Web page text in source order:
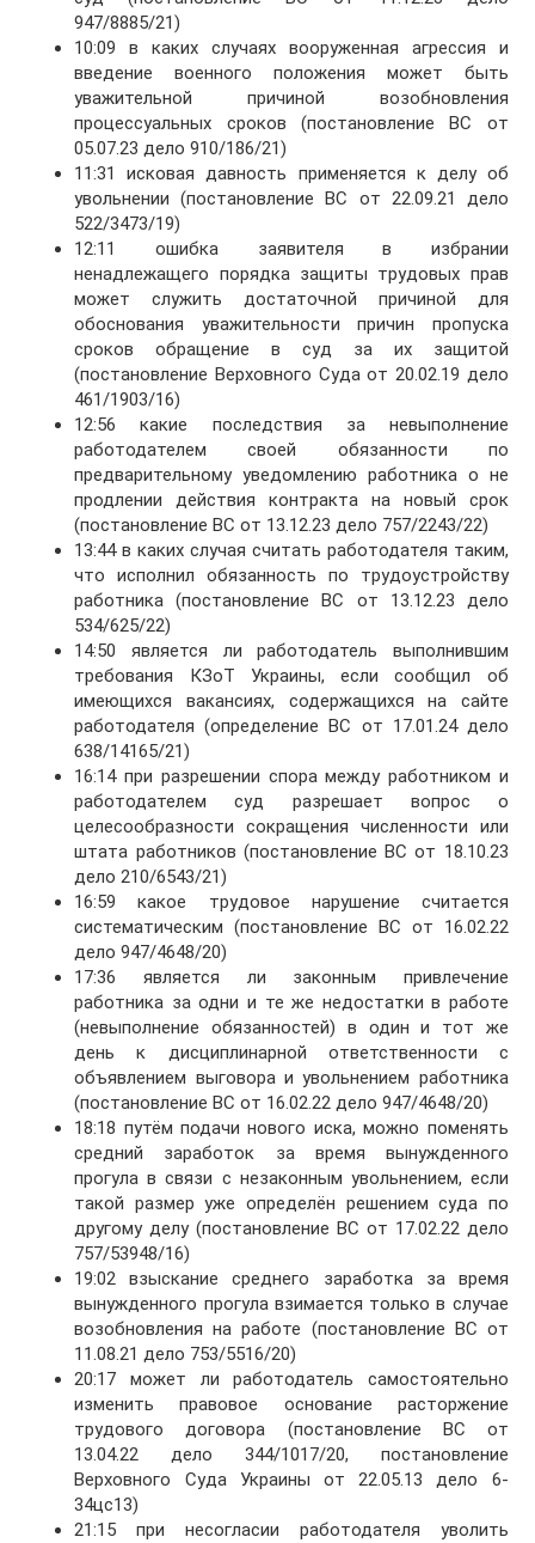
947/8885/21)
10:09 в каких случаях вооруженная агрессия и
введение военного положения может быть
уважительной причиной возобновления
процессуальных сроков (постановление ВС от
05.07.23 дело 910/186/21)
11:31 исковая давность применяется к делу об
увольнении (постановление ВС от 22.09.21 дело
522/3473/19)
12:11 ошибка заявителя в избрании
ненадлежащего порядка защиты трудовых прав
может служить достаточной причиной для
обоснования уважительности причин пропуска
сроков обращение в суд за их защитой
(постановление Верховного Суда от 20.02.19 дело
461/1903/16)
12:56 какие последствия за невыполнение
работодателем своей обязанности по
предварительному уведомлению работника о не
продлении действия контракта на новый срок
(постановление ВС от 13.12.23 дело 757/2243/22)
13:44 в каких случая считать работодателя таким,
что исполнил обязанность по трудоустройству
работника (постановление ВС от 13.12.23 дело
534/625/22)
14:50 является ли работодатель выполнившим
требования КЗоТ Украины, если сообщил об
имеющихся вакансиях, содержащихся на сайте
работодателя (определение ВС от 17.01.24 дело
638/14165/21)
16:14 при разрешении спора между работником и
работодателем суд разрешает вопрос о
целесообразности сокращения численности или
штата работников (постановление ВС от 18.10.23
дело 210/6543/21)
16:59 какое трудовое нарушение считается
систематическим (постановление ВС от 16.02.22
дело 947/4648/20)
17:36 является ли законным привлечение
работника за одни и те же недостатки в работе
(невыполнение обязанностей) в один и тот же
день к дисциплинарной ответственности с
объявлением выговора и увольнением работника
(постановление ВС от 16.02.22 дело 947/4648/20)
18:18 путём подачи нового иска, можно поменять
средний заработок за время вынужденного
прогула в связи с незаконным увольнением, если
такой размер уже определён решением суда по
другому делу (постановление ВС от 17.02.22 дело
757/53948/16)
19:02 взыскание среднего заработка за время
вынужденного прогула взимается только в случае
возобновления на работе (постановление ВС от
11.08.21 дело 753/5516/20)
20:17 может ли работодатель самостоятельно
изменить правовое основание расторжение
трудового договора (постановление ВС от
13.04.22 дело 344/1017/20, постановление
Верховного Суда Украины от 22.05.13 дело 6-
34цс13)
21:15 при несогласии работодателя уволить